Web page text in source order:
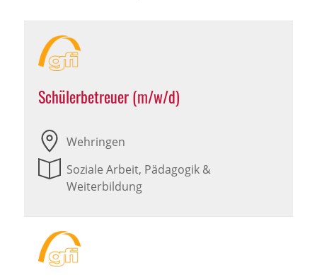
Schülerbetreuer (m/w/d)
Wehringen
Soziale Arbeit, Pädagogik &
Weiterbildung